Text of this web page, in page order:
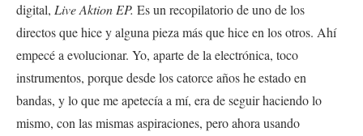
digital, Live Aktion EP. Es un recopilatorio de uno de los
directos que hice y alguna pieza más que hice en los otros. Ahí
empecé a evolucionar. Yo, aparte de la electrónica, toco
instrumentos, porque desde los catorce años he estado en
bandas, y lo que me apetecía a mí, era de seguir haciendo lo
mismo, con las mismas aspiraciones, pero ahora usando